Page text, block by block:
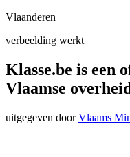
Vlaanderen
verbeelding werkt
Klasse.be is een
Vlaamse
uitgegeven doorVlaams